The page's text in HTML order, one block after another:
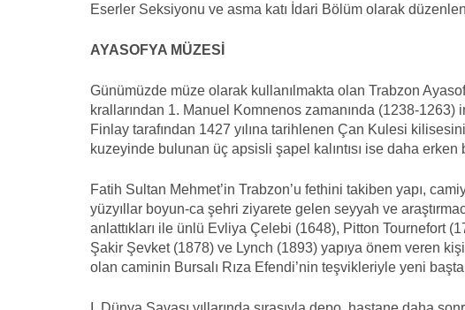
Eserler Seksiyonu ve asma katı İdari Bölüm olarak
AYASOFYA MÜZESİ
Günümüzde müze olarak kullanılmakta olan Trabzon
krallarından 1. Manuel Komnenos zamanında (1238-1263)
Finlay tarafından 1427 yılına tarihlenen Çan Kulesi
kuzeyinde bulunan üç apsisli şapel kalıntısı ise daha erken
Fatih Sultan Mehmet’in Trabzon’u fethini takiben yapı,
yüzyıllar boyun-ca şehri ziyarete gelen seyyah ve
anlattıkları ile ünlü Evliya Çelebi (1648), Pitton Tournefort
Şakir Şevket (1878) ve Lynch (1893) yapıya önem veren
olan caminin Bursalı Rıza Efendi’nin teşvikleriyle yeni